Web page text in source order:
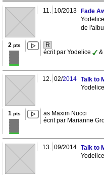
11. 10/2013
Fade
Yodelice
de
2 pts
R
écrit par Yodelice
12. 02/2014 Talk to
Yodelice
1 pts
as Maxim Nucci
écrit par Marianne
13. 09/2014 Talk to
Yodelice